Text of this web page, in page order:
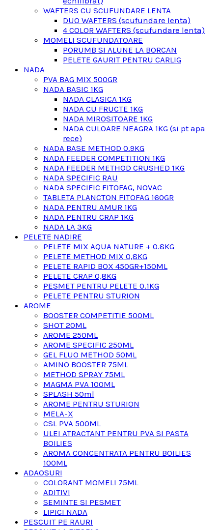
WAFTERS CU SCUFUNDARE LENTA
DUO WAFTERS (scufundare lenta)
4 COLOR WAFTERS (scufundare lenta)
MOMELI SCUFUNDATOARE
PORUMB SI ALUNE LA BORCAN
PELETE GAURIT PENTRU CARLIG
NADA
PVA BAG MIX 500GR
NADA BASIC 1KG
NADA CLASICA 1KG
NADA CU FRUCTE 1KG
NADA MIROSITOARE 1KG
NADA CULOARE NEAGRA 1KG (si pt apa
rece)
NADA BASE METHOD 0.9KG
NADA FEEDER COMPETITION 1KG
NADA FEEDER METHOD CRUSHED 1KG
NADA SPECIFIC RAU
NADA SPECIFIC FITOFAG, NOVAC
TABLETA PLANCTON FITOFAG 160GR
NADA PENTRU AMUR 1KG
NADA PENTRU CRAP 1KG
NADA LA 3KG
PELETE NADIRE
PELETE MIX AQUA NATURE + 0.8KG
PELETE METHOD MIX 0,8KG
PELETE RAPID BOX 450GR+150ML
PELETE CRAP 0,8KG
PESMET PENTRU PELETE 0.1KG
PELETE PENTRU STURION
AROME
BOOSTER COMPETITIE 500ML
SHOT 20ML
AROME 250ML
AROME SPECIFIC 250ML
GEL FLUO METHOD 50ML
AMINO BOOSTER 75ML
METHOD SPRAY 75ML
MAGMA PVA 100ML
SPLASH 50ml
AROME PENTRU STURION
MELA-X
CSL PVA 500ML
ULEI ATRACTANT PENTRU PVA SI PASTA
BOILIES
AROMA CONCENTRATA PENTRU BOILIES
100ML
ADAOSURI
COLORANT MOMELI 75ML
ADITIVI
SEMINTE SI PESMET
LIPICI NADA
PESCUIT PE RAURI